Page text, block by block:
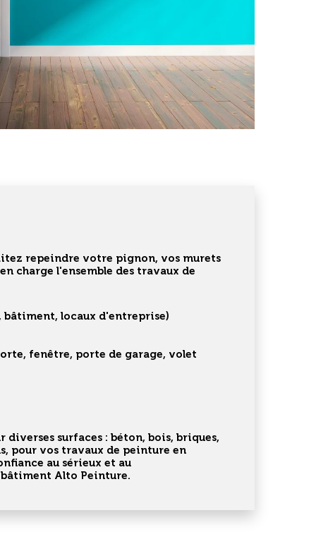
repeindre votre pignon, vos murets
charge l'ensemble des travaux de
bâtiment, locaux d'entreprise)
surfaces : béton, bois, briques,
pour vos travaux de peinture en
au sérieux et au
Alto Peinture.